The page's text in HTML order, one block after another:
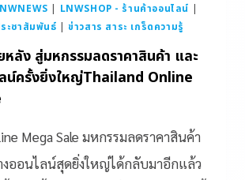
| LNWSHOP - ร้านค้าออนไลน์ |
ระชาสัมพันธ์ |ข่าวสาร สาระ เกร็ดความรู้
ลัง สู่มหกรรมลดราคาสินค้า และ
น์ครั้งยิ่งใหญ่Thailand Online
Mega Sale มหกรรมลดราคาสินค้า
งออนไลน์สุดยิ่งใหญ่ได้กลับมาอีกแล้ว